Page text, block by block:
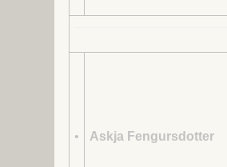
• Askja Fengursdotter